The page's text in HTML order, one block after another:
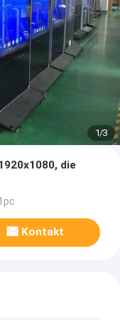
1/3
die
Kontakt